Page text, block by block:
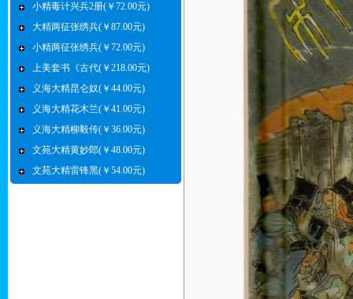
小精毒计兴兵2册(￥72.00元)
大精两征张绣兵(￥87.00元)
小精两征张绣兵(￥72.00元)
上美套书《古代(￥218.00元)
义海大精昆仑奴(￥44.00元)
义海大精花木兰(￥41.00元)
义海大精柳毅传(￥36.00元)
文苑大精黄妙郎(￥48.00元)
文苑大精雷锋黑(￥54.00元)